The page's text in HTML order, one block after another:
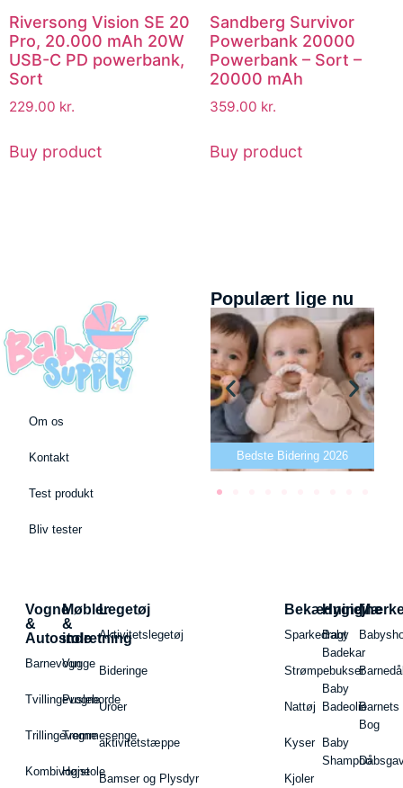
Riversong Vision SE 20
Pro, 20.000 mAh 20W
USB-C PD powerbank,
Sort
229.00 kr.
Buy product
Sandberg Survivor
Powerbank 20000
Powerbank – Sort –
20000 mAh
359.00 kr.
Buy product
Om os
Kontakt
Test produkt
Bliv tester
Populært lige nu
Bedste puslepude 2026 Bedste Bidering 2026
Vogne
&
Autostole
Barnevogn
Tvillingevogne
Trillingevogne
Kombivogne
Møbler
&
indretning
Vugge
Pusleborde
Tremmesenge
Højstole
Legetøj
Aktivitetslegetøj
Bideringe
Uroer
aktivitetstæppe
Bamser og Plysdyr
Bekædning
Sparkedragt
Strømpebukser
Nattøj
Kyser
Kjoler
Hygiejne
Baby
Badekar
Baby
Badeolie
Baby
Shampoo
Barnets
Bog